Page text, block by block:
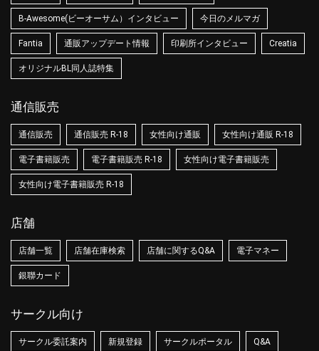
B-Awesome(ビーオーサム）インタビュー 今日のメルマガ
Fantia 通販アップデート情報 印刷所インタビュー Creatia
オリジナルBL同人誌特集
通信販売
通信販売 通信販売 R-18 女性向け通販 女性向け通販 R-18
電子書籍販売 電子書籍販売 R-18 女性向け電子書籍販売
女性向け電子書籍販売 R-18
店舗
店舗一覧 店舗在庫検索 店舗に関するQ&A 電子マネー
銀聯カード
サークル向け
サークル委託案内 新規登録 サークルポータル Q&A